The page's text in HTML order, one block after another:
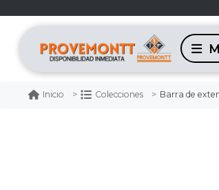
Inicio Colecciones Barra de